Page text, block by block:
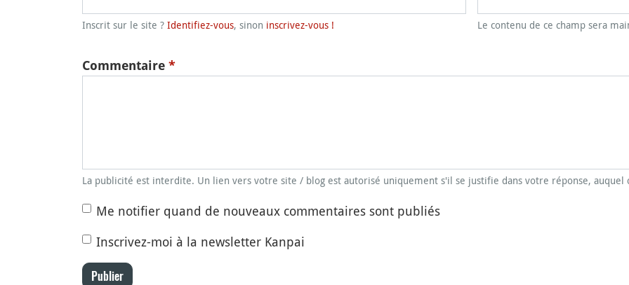
Inscrit sur le site ? Identifiez-vous, sinon inscrivez-vous ! Le contenu de ce champ sera
Commentaire *
La publicité est interdite. Un lien vers votre site / blog est autorisé uniquement s'il se justifie dans votre réponse, auquel
Me notifier quand de nouveaux commentaires sont publiés
Inscrivez-moi à la newsletter Kanpai
Publier